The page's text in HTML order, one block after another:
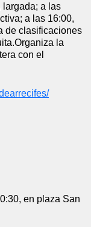
largada; a las
a las 16:00,
de clasificaciones
la
con el
en plaza San